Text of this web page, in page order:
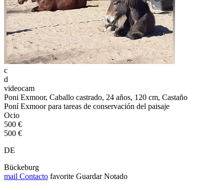
c
d
videocam
Poni Exmoor, Caballo castrado, 24 años, 120 cm, Castaño
Poní Exmoor para tareas de conservación del paisaje
Ocio
500 €
500 €
DE
Bückeburg
mail Contacto favorite Guardar Notado